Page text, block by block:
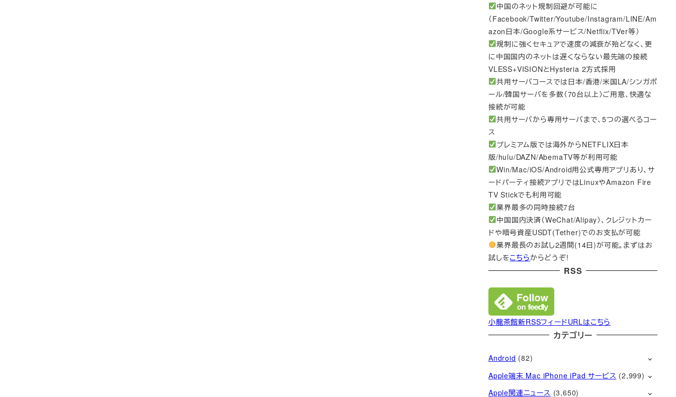
中国のネット規制回避が可能に
（Facebook/Twitter/Youtube/Instagram/LINE/Am
azon日本/Google系サービス/Netflix/TVer等）
規制に強くセキュアで速度の減衰が殆どなく、更
に中国国内のネットは遅くならない最先端の接続
VLESS+VISIONとHysteria 2方式採用
共用サーバコースでは日本/香港/米国LA/シンガポ
ール/韓国サーバを多数（70台以上）ご用意、快適な
接続が可能
共用サーバから専用サーバまで、5つの選べるコー
ス
プレミアム版では海外からNETFLIX日本
版/hulu/DAZN/AbemaTV等が利用可能
Win/Mac/iOS/Android用公式専用アプリあり、サ
ードパーティ接続アプリではLinuxやAmazon Fire
TV Stickでも利用可能
業界最多の同時接続7台
中国国内決済（WeChat/Alipay）、クレジットカー
ドや暗号資産USDT(Tether)でのお支払が可能
業界最長のお試し2週間(14日)が可能。まずはお
試しをこちらからどうぞ!
RSS
小龍茶館新RSSフィードURLはこちら
カテゴリー
Android (82)
Apple端末 Mac iPhone iPad サービス (2,999)
Apple関連ニュース (3,650)